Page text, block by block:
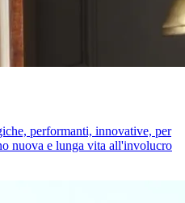
performanti, innovative, per
nuova e lunga vita all'involucro